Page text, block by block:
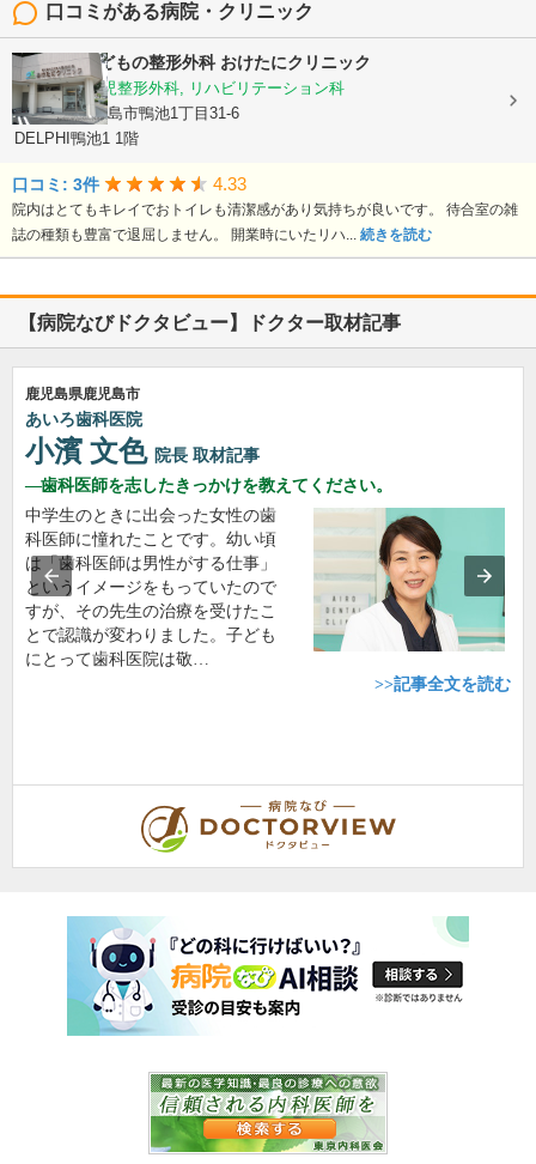
口コミがある病院・クリニック
おとなとこどもの整形外科 おけたにクリニック
整形外科, 小児整形外科, リハビリテーション科
鹿児島県鹿児島市鴨池1丁目31-6
DELPHI鴨池1 1階
口コミ: 3件 4.33
院内はとてもキレイでおトイレも清潔感があり気持ちが良いです。 待合室の雑
誌の種類も豊富で退屈しません。 開業時にいたリハ... 続きを読む
【病院なびドクタビュー】ドクター取材記事
鹿児島県鹿児島市
あいろ歯科医院
小濱 文色 院長 取材記事
歯科医師を志したきっかけを教えてください。
中学生のときに出会った女性の歯
科医師に憧れたことです。幼い頃
は「歯科医師は男性がする仕事」
というイメージをもっていたので
すが、その先生の治療を受けたこ
とで認識が変わりました。子ども
にとって歯科医院は敬…
>>記事全文を読む